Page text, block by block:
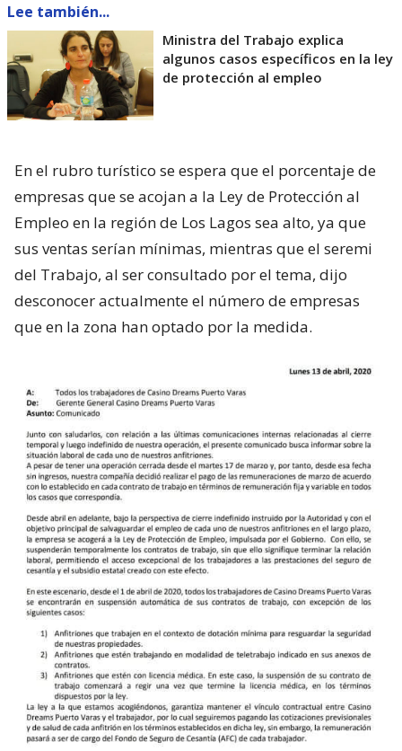
Lee también...
Ministra del Trabajo explica
algunos casos específicos en la ley
de protección al empleo
En el rubro turístico se espera que el porcentaje de
empresas que se acojan a la Ley de Protección al
Empleo en la región de Los Lagos sea alto, ya que
sus ventas serían mínimas, mientras que el seremi
del Trabajo, al ser consultado por el tema, dijo
desconocer actualmente el número de empresas
que en la zona han optado por la medida.